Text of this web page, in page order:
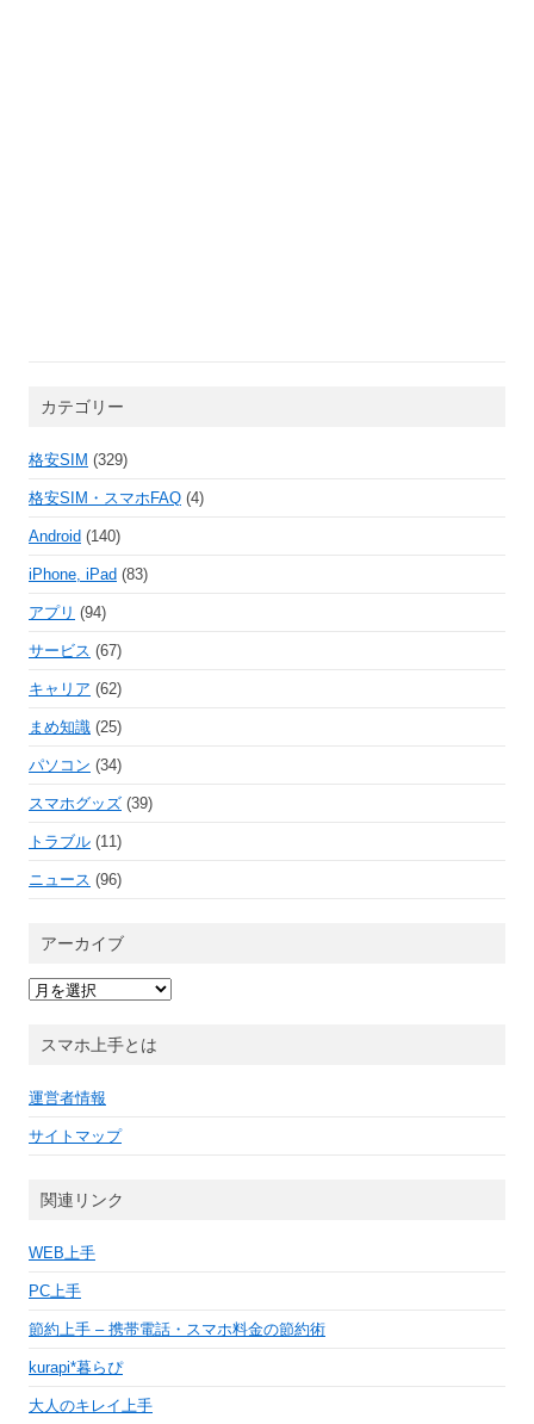
カテゴリー
格安SIM (329)
格安SIM・スマホFAQ (4)
Android (140)
iPhone, iPad (83)
アプリ (94)
サービス (67)
キャリア (62)
まめ知識 (25)
パソコン (34)
スマホグッズ (39)
トラブル (11)
ニュース (96)
アーカイブ
ア
ー
イ
ブスマホ上手とは
運営者情報
サイトマップ
関連リンク
WEB上手
PC上手
節約上手 – 携帯電話・スマホ料金の節約術
kurapi*暮らぴ
大人のキレイ上手